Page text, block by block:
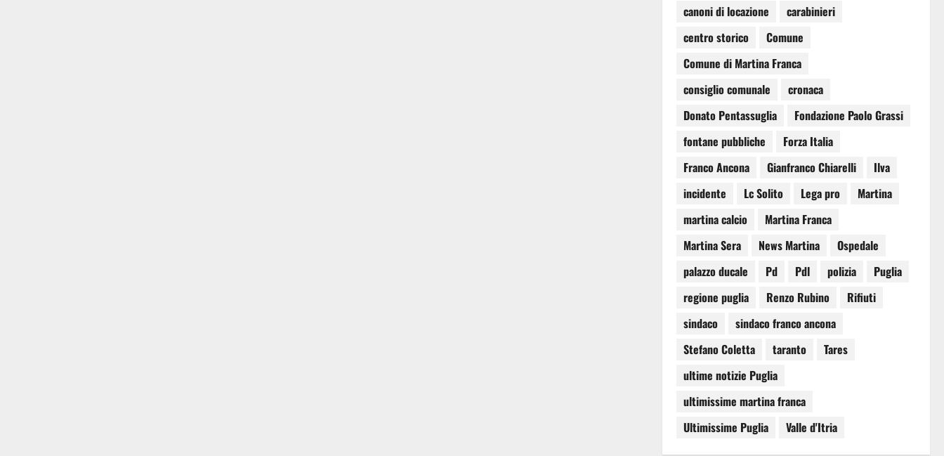
canoni di locazione
carabinieri
centro storico
Comune
Comune di Martina Franca
consiglio comunale
cronaca
Donato Pentassuglia
Fondazione Paolo Grassi
fontane pubbliche
Forza Italia
Franco Ancona
Gianfranco Chiarelli
Ilva
incidente
Lc Solito Lega pro
Martina
martina calcio
Martina Franca
Martina Sera
News Martina
Ospedale
palazzo ducale
Pd Pdl polizia
Puglia
regione puglia
Renzo Rubino
Rifiuti
sindaco
sindaco franco ancona
Stefano Coletta
taranto
Tares
ultime notizie Puglia
ultimissime martina franca
Ultimissime Puglia
Valle d'Itria